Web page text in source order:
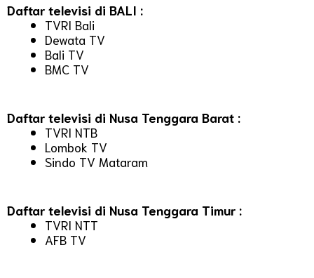
Daftar televisi di BALI :
TVRI Bali
Dewata TV
Bali TV
BMC TV
Daftar televisi di Nusa Tenggara Barat :
TVRI NTB
Lombok TV
Sindo TV Mataram
Daftar televisi di Nusa Tenggara Timur :
TVRI NTT
AFB TV